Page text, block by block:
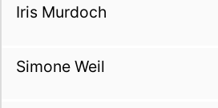
Iris Murdoch
Simone Weil